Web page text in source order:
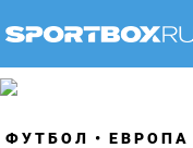
ФУТБОЛ ЕВРОПА